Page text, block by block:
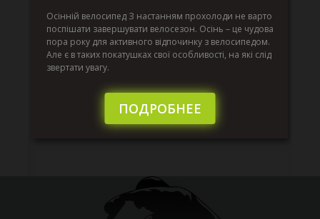
Осінній велосипед З настанням прохолоди не варто
поспішати завершувати велосезон. Осінь – це чудова
пора року для активного відпочинку з велосипедом.
Але є в таких покатушках свої особливості, на які слід
звертати увагу.
ПОДРОБНЕЕ